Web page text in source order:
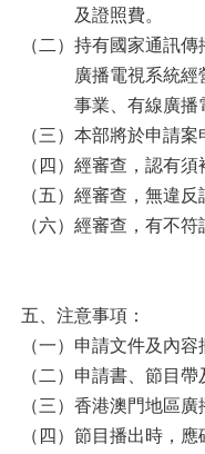
及證照費。
（二）持有國家通訊
廣播電視系統
事業、有線廣播
（三）本部將於申請
（四）經審查，認有
（五）經審查，無違
（六）經審查，有不
五、注意事項：
（一）申請文件及內
（二）申請書、節目
（三）香港澳門地區
（四）節目播出時，